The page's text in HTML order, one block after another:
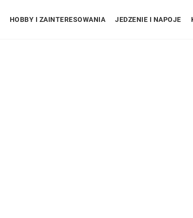
HOBBY I ZAINTERESOWANIA JEDZENIE I NAPOJE